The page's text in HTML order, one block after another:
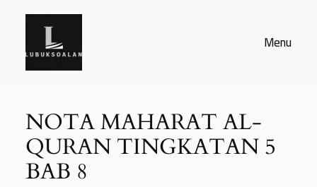
Menu
NOTA MAHARAT AL-
QURAN TINGKATAN 5
BAB 8